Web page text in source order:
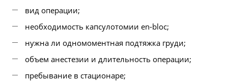
вид операции;
необходимость капсулотомии en-bloc;
нужна ли одномоментная подтяжка груди;
объем анестезии и длительность операции;
пребывание в стационаре;